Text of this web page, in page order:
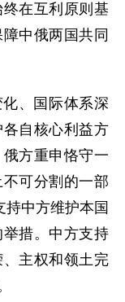
在互利原则基
中俄两国共同
、国际体系深
自核心利益方
方重申恪守一
可分割的一部
持中方维护本国
措。中方支持
主权和领土完